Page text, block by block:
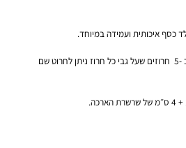
כסף איכותית ועמידה במיוחד.
על הצמיד ניתן להוסיף עד כ -5 חרוזים שעל גבי כל חרוז ניתן לחרוט שם